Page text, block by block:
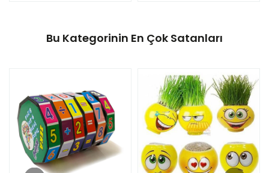
Bu Kategorinin En Çok Satanları